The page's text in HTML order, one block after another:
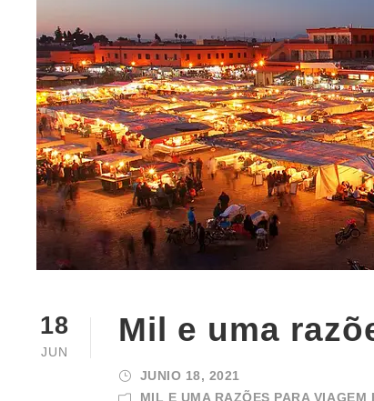
18
JUN
Mil e uma
JUNIO 18, 2021
MIL E UMA RAZÕES PARA VIAGEM